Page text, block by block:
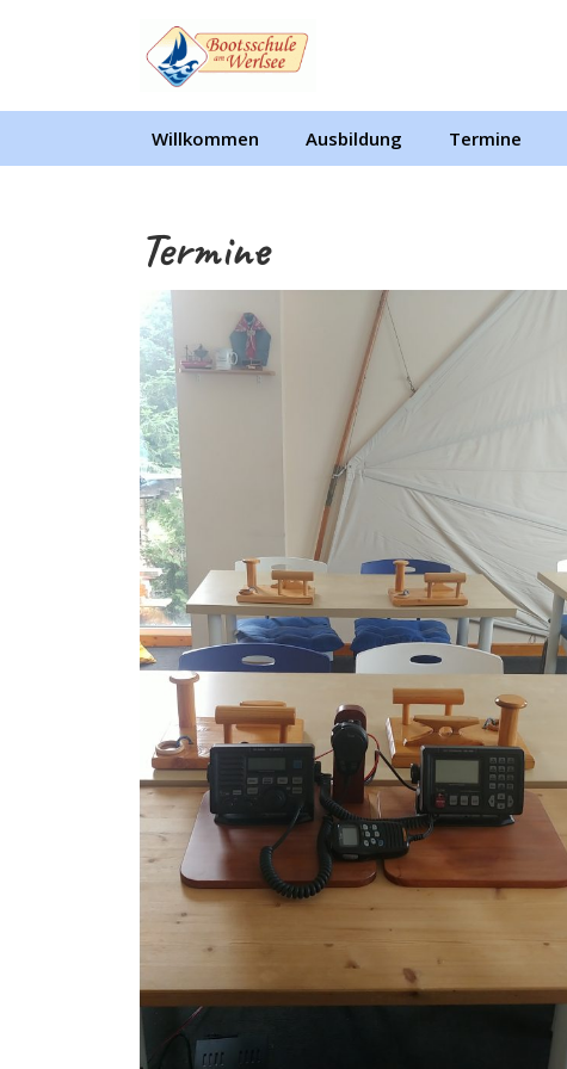
Willkommen Ausbildung Termine
Termine